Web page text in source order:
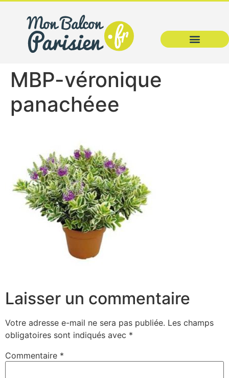
MBP-véronique
panachéee
Laisser un commentaire
Votre adresse e-mail ne sera pas publiée. Les champs
obligatoires sont indiqués avec *
Commentaire *